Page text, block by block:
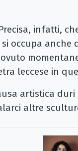
infatti,
occupa
leccese in
artistica
altre